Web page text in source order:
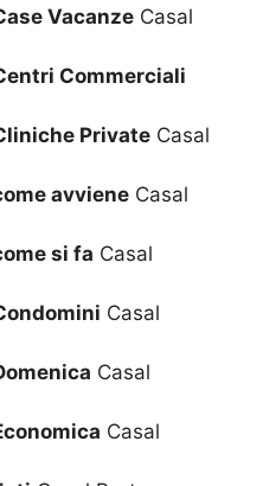
Vacanze Casal
Commerciali
Private Casal
avviene Casal
si fa Casal
Casal
Casal
Casal